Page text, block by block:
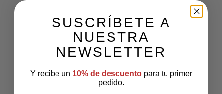
SUSCRÍBETE A
NUESTRA
NEWSLETTER
Y recibe un 10% de descuentopara tu primer
pedido.